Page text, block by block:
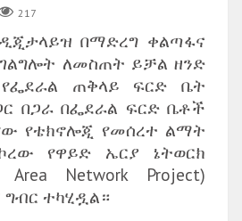
217
ዲጂታላይዝ በማድረግ ቀልጣፋና
ለመስጠት ይቻል ዘንድ
ጠቅላይ ፍርድ ቤት
በጋራ በፌደራል ፍርድ ቤቶች
የቴክኖሎጂ የመሰረተ ልማት
የዋይድ ኤርያ ኔትወርክ
Network Project)
ተካሂዷል።